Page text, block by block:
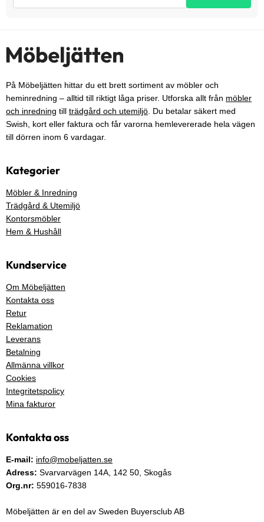
På Möbeljätten hittar du ett brett sortiment av möbler och
heminredning – alltid till riktigt låga priser. Utforska allt från möbler
och inredning till trädgård och utemiljö . Du betalar säkert med
Swish, kort eller faktura och får varorna hemlevererade hela vägen
till dörren inom 6 vardagar.
Kategorier
Möbler & Inredning
Trädgård & Utemiljö
Kontorsmöbler
Hem & Hushåll
Kundservice
Om Möbeljätten
Kontakta oss
Retur
Reklamation
Leverans
Betalning
Allmänna villkor
Cookies
Integritetspolicy
Mina fakturor
Kontakta oss
E-mail: info@mobeljatten.se
Adress: Svarvarvägen 14A, 142 50 , Skogås
Org.nr: 559016-7838
Möbeljätten är en del av Sweden Buyersclub AB